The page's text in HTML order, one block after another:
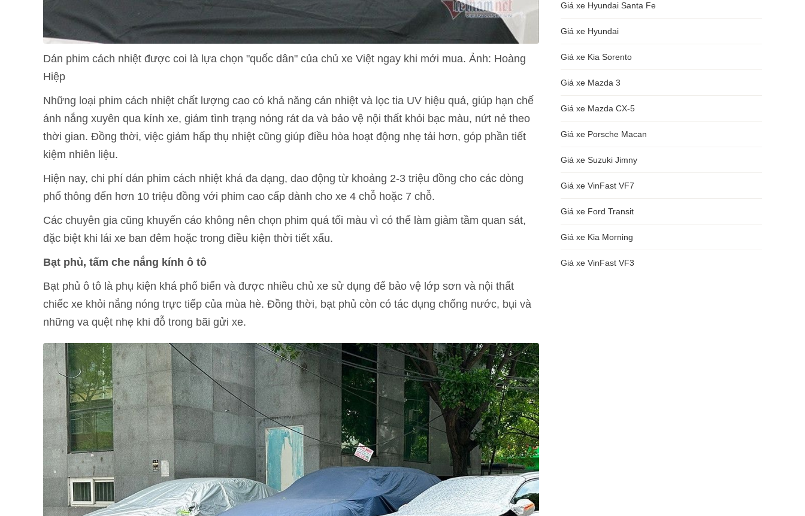
Dán phim cách nhiệt được coi là lựa chọn "quốc dân" của chủ xe Việt ngay khi mới mua. Ảnh: Hoàng
Hiệp
Những loại phim cách nhiệt chất lượng cao có khả năng cản nhiệt và lọc tia UV hiệu quả, giúp hạn chế
ánh nắng xuyên qua kính xe, giảm tình trạng nóng rát da và bảo vệ nội thất khỏi bạc màu, nứt nẻ theo
thời gian. Đồng thời, việc giảm hấp thụ nhiệt cũng giúp điều hòa hoạt động nhẹ tải hơn, góp phần tiết
kiệm nhiên liệu.
Hiện nay, chi phí dán phim cách nhiệt khá đa dạng, dao động từ khoảng 2-3 triệu đồng cho các dòng
phổ thông đến hơn 10 triệu đồng với phim cao cấp dành cho xe 4 chỗ hoặc 7 chỗ.
Các chuyên gia cũng khuyến cáo không nên chọn phim quá tối màu vì có thể làm giảm tầm quan sát,
đặc biệt khi lái xe ban đêm hoặc trong điều kiện thời tiết xấu.
Bạt phủ, tấm che nắng kính ô tô
Bạt phủ ô tô là phụ kiện khá phổ biến và được nhiều chủ xe sử dụng để bảo vệ lớp sơn và nội thất
chiếc xe khỏi nắng nóng trực tiếp của mùa hè. Đồng thời, bạt phủ còn có tác dụng chống nước, bụi và
những va quệt nhẹ khi đỗ trong bãi gửi xe.
Giá xe Hyundai Santa Fe
Giá xe Hyundai
Giá xe Kia Sorento
Giá xe Mazda 3
Giá xe Mazda CX-5
Giá xe Porsche Macan
Giá xe Suzuki Jimny
Giá xe VinFast VF7
Giá xe Ford Transit
Giá xe Kia Morning
Giá xe VinFast VF3